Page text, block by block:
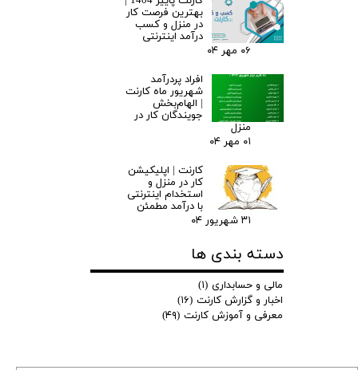
بهترین فرصت کار
در منزل و کسب
درآمد اینترنتی
۰۶ مهر ۰۴
افراد پردرآمد
شهریور ماه کارنت
| الهام‌بخش
جویندگان کار در
منزل
۰۱ مهر ۰۴
کارنت | اپلیکیشن
کار در منزل و
استخدام اینترنتی
با درآمد مطمئن
۳۱ شهریور ۰۴
دسته بندی ها
مالی و حسابداری (۱)
اخبار و گزارش کارنت (۱۶)
معرفی و آموزش کارنت (۴۹)